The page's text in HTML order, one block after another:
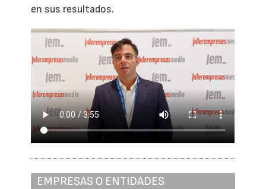
en sus resultados.
EMPRESAS O ENTIDADES